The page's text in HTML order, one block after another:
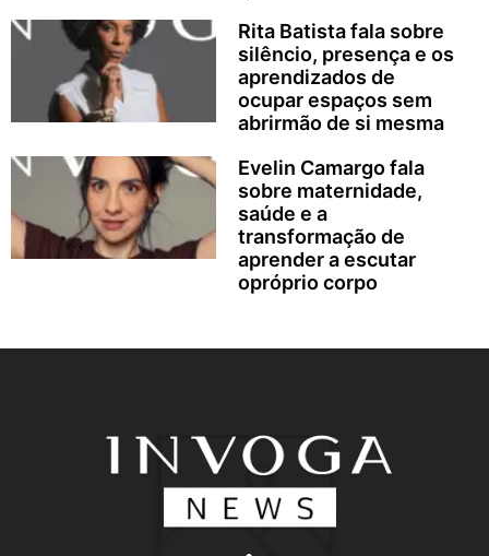
Rita Batista fala sobre
silêncio, presença e os
aprendizados de
ocupar espaços sem
abrirmão de si mesma
Evelin Camargo fala
sobre maternidade,
saúde e a
transformação de
aprender a escutar
opróprio corpo